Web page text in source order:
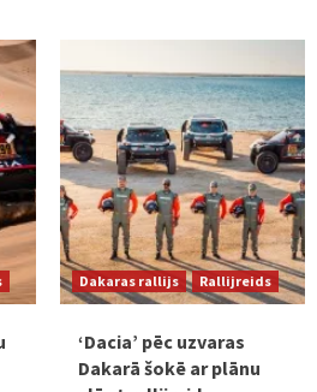
Dakaras rallijs Rallijreids
‘Dacia’ pēc uzvaras
Dakarā šokē ar plānu